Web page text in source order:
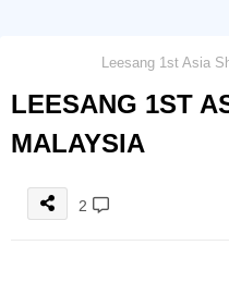
LEESANG 1ST
MALAYSIA
2